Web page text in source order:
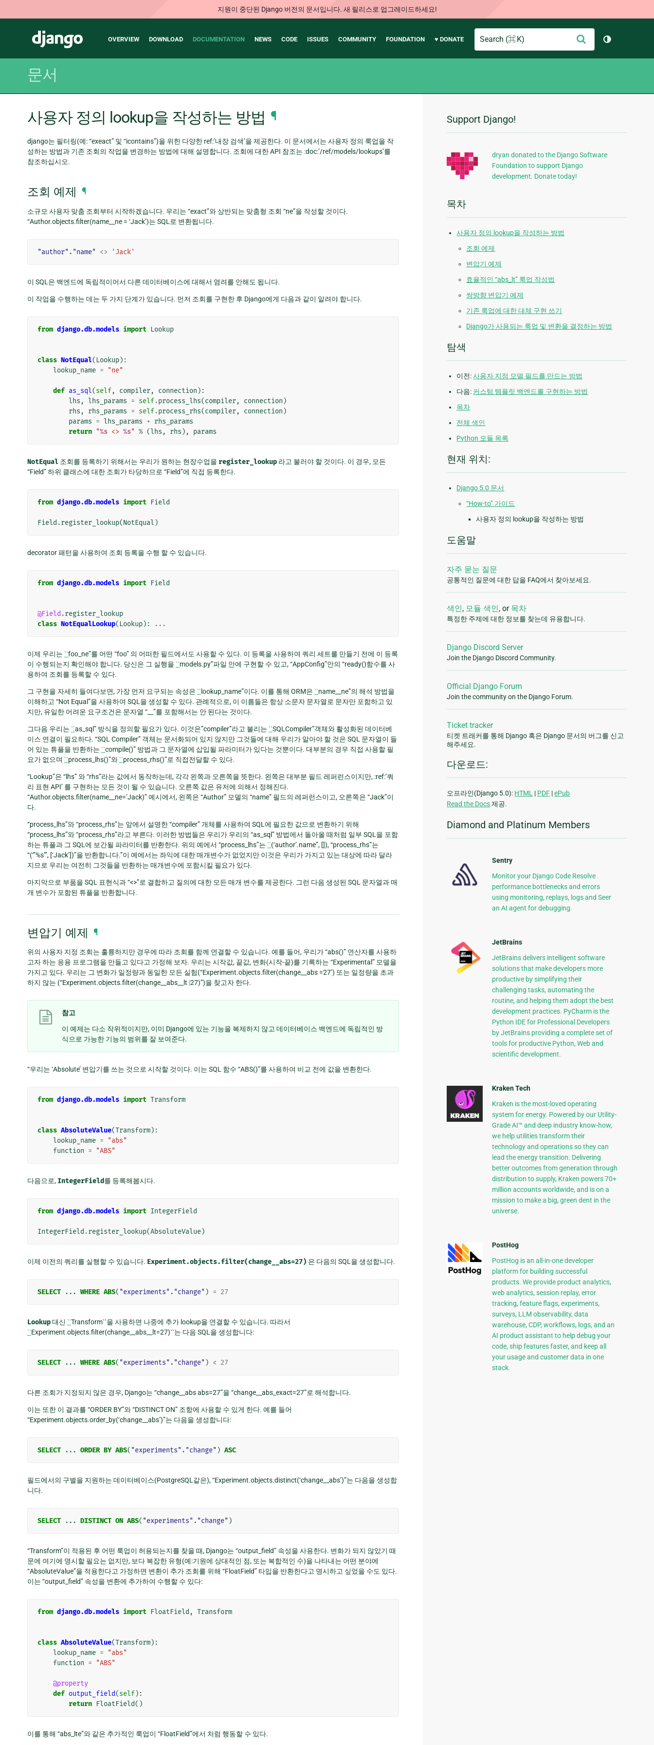
지원이 중단된 Django 버전의 문서입니다. 새 릴리스로 업그레이드하세요!
Django
Main
OVERVIEW DOWNLOAD DOCUMENTATION NEWS CODE ISSUES COMMUNITY FOUNDATION ♥ DONATE
Search
출
테마 토글 (
문서
사용자 정의 lookup을 작성하는 방법 ¶
django는 필터링(예: “exeact” 및 “icontains”)을 위한 다양한 ref:’내장 검색’을 제공한다. 이 문서에서는 사용자 정의 룩업을 작
성하는 방법과 기존 조회의 작업을 변경하는 방법에 대해 설명합니다. 조회에 대한 API 참조는 :doc:’/ref/models/lookups’를
참조하십시오.
조회 예제 ¶
소규모 사용자 맞춤 조회부터 시작하겠습니다. 우리는 “exact”와 상반되는 맞춤형 조회 “ne”을 작성할 것이다.
“Author.objects.filter(name__ne = ‘Jack’)는 SQL로 변환됩니다.
"author" . "name" <> 'Jack'
이 SQL은 백엔드에 독립적이어서 다른 데이터베이스에 대해서 염려를 안해도 됩니다.
이 작업을 수행하는 데는 두 가지 단계가 있습니다. 먼저 조회를 구현한 후 Django에게 다음과 같이 알려야 합니다.
from django.db.models import Lookup
class NotEqual( Lookup):
lookup_name = "ne"
def as_sql(self, compiler, connection ):
lhs , lhs_params = self.process_lhs(compiler, connection )
rhs , rhs_params = self.process_rhs(compiler, connection )
params = lhs_params + rhs_params
return "%s <> %s" % (lhs , rhs ), params
NotEqual 조회를 등록하기 위해서는 우리가 원하는 현장수업을 register_lookup 라고 불러야 할 것이다. 이 경우, 모든
“Field” 하위 클래스에 대한 조회가 타당하므로 “Field”에 직접 등록한다.
from django.db.models import Field
Field .register_lookup(NotEqual )
decorator 패턴을 사용하여 조회 등록을 수행 할 수 있습니다.
from django.db.models import Field
@Field .register_lookup
class NotEqualLookup( Lookup): ...
이제 우리는 ``foo_ne”를 어떤 “foo” 의 어떠한 필드에서도 사용할 수 있다. 이 등록을 사용하여 쿼리 세트를 만들기 전에 이 등록
이 수행되는지 확인해야 합니다. 당신은 그 실행을 ``models.py”파일 안에 구현할 수 있고, “AppConfig”안의 “ready()함수를 사
용하여 조회를 등록할 수 있다.
그 구현을 자세히 들여다보면, 가장 먼저 요구되는 속성은 ``lookup_name”이다. 이를 통해 ORM은 ``name__ne”의 해석 방법을
이해하고 “Not Equal”을 사용하여 SQL을 생성할 수 있다. 관례적으로, 이 이름들은 항상 소문자 문자열로 문자만 포함하고 있
지만, 유일한 어려운 요구조건은 문자열 “__”를 포함해서는 안 된다는 것이다.
그다음 우리는 ``as_sql” 방식을 정의할 필요가 있다. 이것은”compiler”라고 불리는 ``SQLCompiler”객체와 활성화된 데이터베
이스 연결이 필요하다. “SQL Compiler” 객체는 문서화되어 있지 않지만 그것들에 대해 우리가 알아야 할 것은 SQL 문자열이 들
어 있는 튜플을 반환하는 ``compile()” 방법과 그 문자열에 삽입될 파라미터가 있다는 것뿐이다. 대부분의 경우 직접 사용할 필
요가 없으며 ``process_lhs()”와``process_rhs()”로 직접전달할 수 있다.
“Lookup”은 “lhs” 와 “rhs”라는 값에서 동작하는데, 각각 왼쪽과 오른쪽을 뜻한다. 왼쪽은 대부분 필드 레퍼런스이지만, :ref:’쿼
리 표현 API’ 를 구현하는 모든 것이 될 수 있습니다. 오른쪽 값은 유저에 의해서 정해진다.
“Author.objects.filter(name__ne=’Jack)” 예시에서, 왼쪽은 “Author” 모델의 “name” 필드의 레퍼런스이고, 오른쪽은 “Jack”이
다.
“process_lhs”와 “process_rhs”는 앞에서 설명한 “compiler” 개체를 사용하여 SQL에 필요한 값으로 변환하기 위해
“process_lhs”와 “process_rhs”라고 부른다. 이러한 방법들은 우리가 우리의 “as_sql” 방법에서 돌아올 때처럼 일부 SQL을 포함
하는 튜플과 그 SQL에 보간될 파라미터를 반환한다. 위의 예에서 “process_lhs”는 ``(‘author’.name”, []), “process_rhs”는
“(‘”%s”’, [‘Jack’])”을 반환합니다.”이 예에서는 좌익에 대한 매개변수가 없었지만 이것은 우리가 가지고 있는 대상에 따라 달라
지므로 우리는 여전히 그것들을 반환하는 매개변수에 포함시킬 필요가 있다.
마지막으로 부품을 SQL 표현식과 “<>”로 결합하고 질의에 대한 모든 매개 변수를 제공한다. 그런 다음 생성된 SQL 문자열과 매
개 변수가 포함된 튜플을 반환합니다.
변압기 예제 ¶
위의 사용자 지정 조회는 훌륭하지만 경우에 따라 조회를 함께 연결할 수 있습니다. 예를 들어, 우리가 “abs()” 연산자를 사용하
고자 하는 응용 프로그램을 만들고 있다고 가정해 보자. 우리는 시작값, 끝값, 변화(시작-끝)를 기록하는 “Experimental” 모델을
가지고 있다. 우리는 그 변화가 일정량과 동일한 모든 실험(“Experiment.objects.filter(change__abs =27’) 또는 일정량을 초과
하지 않는 (“Experiment.objects.filter(change__abs__lt |27)”)을 찾고자 한다.
참고
이 예제는 다소 작위적이지만, 이미 Django에 있는 기능을 복제하지 않고 데이터베이스 백엔드에 독립적인 방
식으로 가능한 기능의 범위를 잘 보여준다.
“우리는 ‘Absolute’ 변압기를 쓰는 것으로 시작할 것이다. 이는 SQL 함수 “ABS()”를 사용하여 비교 전에 값을 변환한다.
from django.db.models import Transform
class AbsoluteValue(Transform):
lookup_name =
"abs"
function = "ABS"
다음으로, IntegerField를 등록해봅시다.
from django.db.models import IntegerField
IntegerField .register_lookup(AbsoluteValue)
이제 이전의 쿼리를 실행할 수 있습니다. Experiment.objects.filter(change__abs=27) 은 다음의 SQL을 생성합니다.
SELECT ... WHERE ABS( "experiments" . "change" ) = 27
Lookup대신 ``Transform``을 사용하면 나중에 추가 lookup을 연결할 수 있습니다. 따라서
``Experiment.objects.filter(change__abs__lt=27)``는 다음 SQL을 생성합니다:
SELECT ... WHERE ABS( "experiments" . "change" ) < 27
다른 조회가 지정되지 않은 경우, Django는 “change__abs abs=27”을 “change__abs_exact=27”로 해석합니다.
이는 또한 이 결과를 “ORDER BY”와 “DISTINCT ON” 조항에 사용할 수 있게 한다. 예를 들어
“Experiment.objects.order_by(‘change__abs’)”는 다음을 생성합니다:
SELECT ... ORDER BY ABS( "experiments" . "change" ) ASC
필드에서의 구별을 지원하는 데이터베이스(PostgreSQL같은), “Experiment.objects.distinct(‘change__abs’)”는 다음을 생성합
니다.
SELECT ... DISTINCT ON ABS( "experiments" . "change" )
“Transform”이 적용된 후 어떤 룩업이 허용되는지를 찾을 때, Django는 “output_field” 속성을 사용한다. 변화가 되지 않았기 때
문에 여기에 명시할 필요는 없지만, 보다 복잡한 유형(예:기원에 상대적인 점, 또는 복합적인 수)을 나타내는 어떤 분야에
“AbsoluteValue”을 적용한다고 가정하면 변환이 추가 조회를 위해 “FloatField” 타입을 반환한다고 명시하고 싶었을 수도 있다.
이는 “output_field” 속성을 변환에 추가하여 수행할 수 있다:
from django.db.models import FloatField , Transform
class AbsoluteValue(Transform):
lookup_name =
"abs"
function = "ABS"
@property
def output_field(self):
return FloatField()
이를 통해 “abs_lte”와 같은 추가적인 룩업이 “FloatField”에서 처럼 행동할 수 있다.
추
가
정
보
Support Django!
dryan donated to the Django Software
Foundation to support Django
development. Donate today!
목차
사용자 정의 lookup을 작성하는 방법
조회 예제
변압기 예제
효율적인 “abs_lt” 룩업 작성법
쌍방향 변압기 예제
기존 룩업에 대한 대체 구현 쓰기
Django가 사용되는 룩업 및 변환을 결정하는 방법
탐색
이전:사용자 지정 모델 필드를 만드는 방법
다음: 커스텀 템플릿 백엔드를 구현하는 방법
목차
전체 색인
Python 모듈 목록
현재 위치:
Django 5.0 문서
“How-to” 가이드
사용자 정의 lookup을 작성하는 방법
도움말
자주 묻는 질문
공통적인 질문에 대한 답을 FAQ에서 찾아보세요.
색인, 모듈 색인, or 목차
특정한 주제에 대한 정보를 찾는데 유용합니다.
Django Discord Server
Join the Django Discord Community.
Official Django Forum
Join the community on the Django Forum.
Ticket tracker
티켓 트래커를 통해 Django 혹은 Django 문서의 버그를 신고
해주세요.
다운로드:
오프라인(Django 5.0): HTML | PDF |ePub
Read the Docs제공.
Diamond and Platinum Members
Sentry
Monitor your Django Code Resolve
performance bottlenecks and errors
using monitoring, replays, logs and Seer
an AI agent for debugging.
JetBrains
JetBrains delivers intelligent software
solutions that make developers more
productive by simplifying their
challenging tasks, automating the
routine, and helping them adopt the best
development practices. PyCharm is the
Python IDE for Professional Developers
by JetBrains providing a complete set of
tools for productive Python, Web and
scientific development.
Kraken Tech
Kraken is the most-loved operating
system for energy. Powered by our Utility-
Grade AI™ and deep industry know-how,
we help utilities transform their
technology and operations so they can
lead the energy transition. Delivering
better outcomes from generation through
distribution to supply, Kraken powers 70+
million accounts worldwide, and is on a
mission to make a big, green dent in the
universe.
PostHog
PostHog is an all-in-one developer
platform for building successful
products. We provide product analytics,
web analytics, session replay, error
tracking, feature flags, experiments,
surveys, LLM observability, data
warehouse, CDP, workflows, logs, and an
AI product assistant to help debug your
code, ship features faster, and keep all
your usage and customer data in one
stack.